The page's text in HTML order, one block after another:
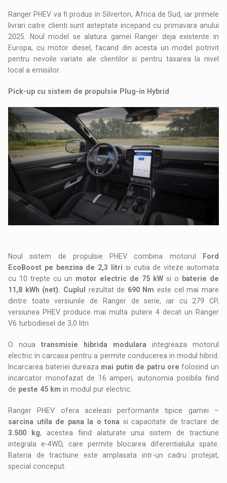
Ranger PHEV va fi produs in Silverton, Africa de Sud, iar primele
livrari catre clienti sunt asteptate incepand cu primavara anului
2025. Noul model se alatura gamei Ranger deja existente in
Europa, cu motor diesel, facand din acesta un model potrivit
pentru nevoile variate ale clientilor si pentru taxarea la nivel
local a emisiilor.
Pick-up cu sistem de propulsie Plug-in Hybrid
Noul sistem de propulsie PHEV combina motorul
Ford
EcoBoost pe benzina de 2,3 litri si cutia de viteze automata
cu 10 trepte cu un motor electric de 75 kWsi o
baterie de
11,8 kWh (net). Cuplul
rezultat de 690 Nm este cel mai mare
dintre toate versiunile de Ranger de serie, iar cu 279 CP,
versiunea PHEV produce mai multa putere 4 decat un Ranger
V6 turbodiesel de 3,0 litri.
O nouatransmisie hibrida modulara integreaza motorul
electric in carcasa pentru a permite conducerea in modul hibrid.
Incarcarea bateriei dureaza mai putin de patru ore folosind un
incarcator monofazat de 16 amperi, autonomia posibila fiind
de peste 45 km in modul pur electric.
Ranger PHEV ofera aceleasi performante tipice gamei –
sarcina utila de pana la o tona si capacitate de tractare de
3.500 kg, acestea fiind alaturate unui sistem de tractiune
integrala e-4WD, care permite blocarea diferentialului spate.
Bateria de tractiune este amplasata intr-un cadru protejat,
special conceput.